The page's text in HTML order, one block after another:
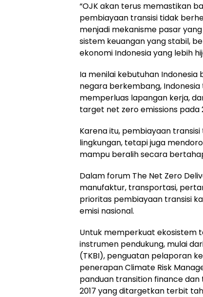
“OJK akan terus memastikan
pembiayaan transisi tidak
menjadi mekanisme pasar
sistem keuangan yang stabil,
ekonomi Indonesia yang lebih
Ia menilai kebutuhan
negara berkembang,
memperluas lapangan kerja,
target net zero emissions pada
Karena itu, pembiayaan
lingkungan, tetapi juga
mampu beralih secara
Dalam forum The Net Zero
manufaktur, transportasi,
prioritas pembiayaan transisi
emisi nasional.
Untuk memperkuat ekosistem
instrumen pendukung, mulai
(TKBI), penguatan pelaporan
penerapan Climate Risk
panduan transition finance dan
2017 yang ditargetkan terbit